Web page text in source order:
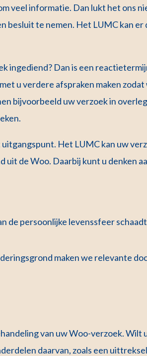
veel informatie. Dan lukt het ons
besluit te nemen. Het LUMC kan er
ingediend? Dan is een
u verdere afspraken maken
bijvoorbeeld uw verzoek in
Het LUMC kan uw
uit de Woo. Daarbij kunt u denken
de persoonlijke levenssfeer schaadt
maken we relevante
van uw Woo-verzoek. Wilt
daarvan, zoals een